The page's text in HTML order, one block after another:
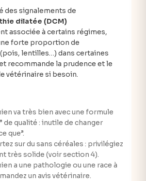
des signalements de
dilatée (DCM)
associée à certains régimes,
forte proportion de
lentilles…) dans certaines
recommande la prudence et le
vétérinaire si besoin.
va très bien avec une formule
de qualité : inutile de changer
que”.
sur du sans céréales : privilégiez
très solide (voir section 4).
a une pathologie ou une race à
un avis vétérinaire.